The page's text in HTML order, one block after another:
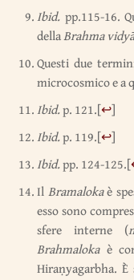
Ibid. pp.115-16.
dellaBrahma
Questi due
microcosmico e a
Ibid.p. 121.[↩]
Ibid.p. 119.[↩]
Ibid.pp. 124-125.[
Il Bramalokaè
esso sono
sfere interne (
Brahmaloka è
Hiraṇyagarbha.